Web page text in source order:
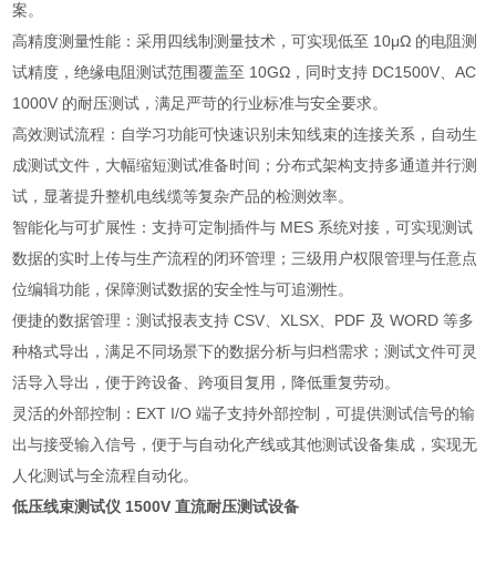
案。
高精度测量性能：采用四线制测量技术，可实现低至 10μΩ 的电阻测
试精度，绝缘电阻测试范围覆盖至 10GΩ，同时支持 DC1500V、AC
1000V 的耐压测试，满足严苛的行业标准与安全要求。
高效测试流程：自学习功能可快速识别未知线束的连接关系，自动生
成测试文件，大幅缩短测试准备时间；分布式架构支持多通道并行测
试，显著提升整机电线缆等复杂产品的检测效率。
智能化与可扩展性：支持可定制插件与 MES 系统对接，可实现测试
数据的实时上传与生产流程的闭环管理；三级用户权限管理与任意点
位编辑功能，保障测试数据的安全性与可追溯性。
便捷的数据管理：测试报表支持 CSV、XLSX、PDF 及 WORD 等多
种格式导出，满足不同场景下的数据分析与归档需求；测试文件可灵
活导入导出，便于跨设备、跨项目复用，降低重复劳动。
灵活的外部控制：EXT I/O 端子支持外部控制，可提供测试信号的输
出与接受输入信号，便于与自动化产线或其他测试设备集成，实现无
人化测试与全流程自动化。
低压线束测试仪 1500V 直流耐压测试设备